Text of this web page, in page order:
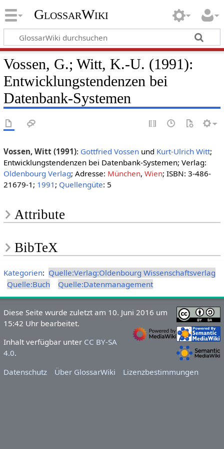
GlossarWiki
Vossen, G.; Witt, K.-U. (1991):
Entwicklungstendenzen bei
Datenbank-Systemen
Vossen, Witt (1991): Gottfried Vossenund Kurt-Ulrich Witt;
Entwicklungstendenzen bei Datenbank-Systemen; Verlag:
Oldenbourg Verlag; Adresse: München, Wien; ISBN: 3-486-
21679-1; 1991 ; Quellengüte: 5
Attribute
BibTeX
Kategorien: Quelle:Verlag:Oldenbourg Wissenschaftsverlag
Quelle:Buch
Quelle:Datenmanagement
Diese Seite wurde zuletzt am 10. Juni 2016 um
15:42 Uhr bearbeitet.
Inhalt verfügbar unter CC BY-SA
4.0.
Datenschutz
Über GlossarWiki Lizenzbestimmungen